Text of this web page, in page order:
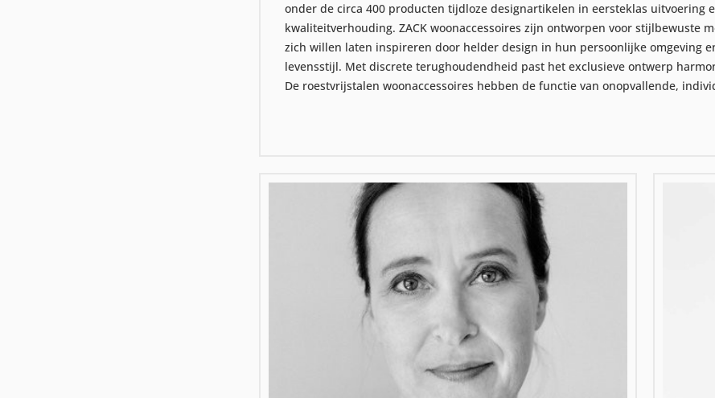
onder de circa 400 producten tijdloze designartikelen in eersteklas uitvoering
kwaliteitverhouding. ZACK woonaccessoires zijn ontworpen voor stijlbewuste
zich willen laten inspireren door helder design in hun persoonlijke omgeving
levensstijl. Met discrete terughoudendheid past het exclusieve ontwerp
De roestvrijstalen woonaccessoires hebben de functie van onopvallende,